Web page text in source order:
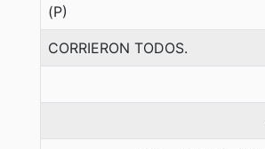
(P)
CORRIERON TODOS.